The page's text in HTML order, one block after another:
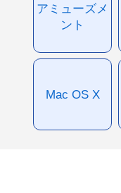
アミューズメ
ント
Mac OS X